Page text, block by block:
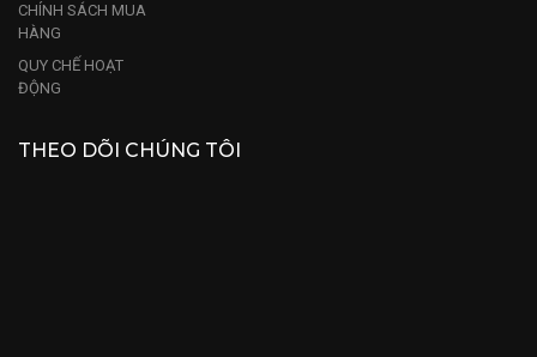
CHÍNH SÁCH MUA
HÀNG
QUY CHẾ HOẠT
ĐỘNG
THEO DÕI CHÚNG TÔI